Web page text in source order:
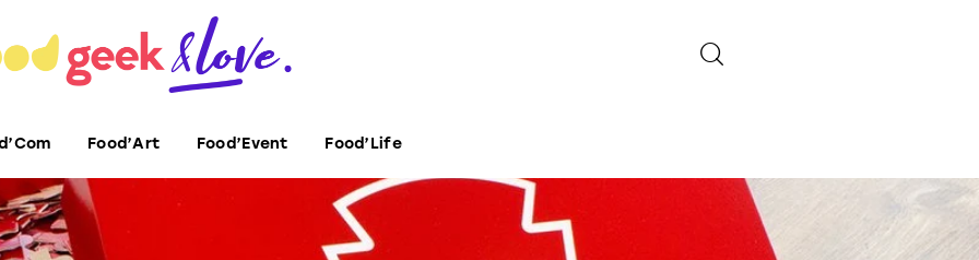
Food’Art Food’Event Food’Life